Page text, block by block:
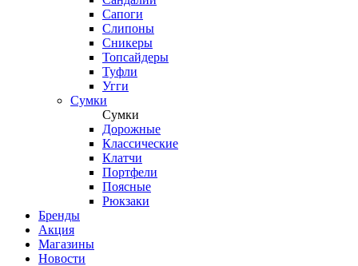
Сапоги
Слипоны
Сникеры
Топсайдеры
Туфли
Угги
Сумки
Сумки
Дорожные
Классические
Клатчи
Портфели
Поясные
Рюкзаки
Бренды
Акция
Магазины
Новости